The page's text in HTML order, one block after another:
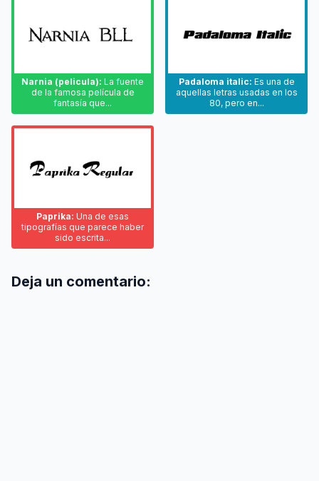
Narnia (pelicula): La fuente
de la famosa película de
fantasía que...
Padaloma italic: Es una de
aquellas letras usadas en los
80, pero en...
Paprika: Una de esas
tipografías que parece haber
sido escrita...
Deja un comentario: